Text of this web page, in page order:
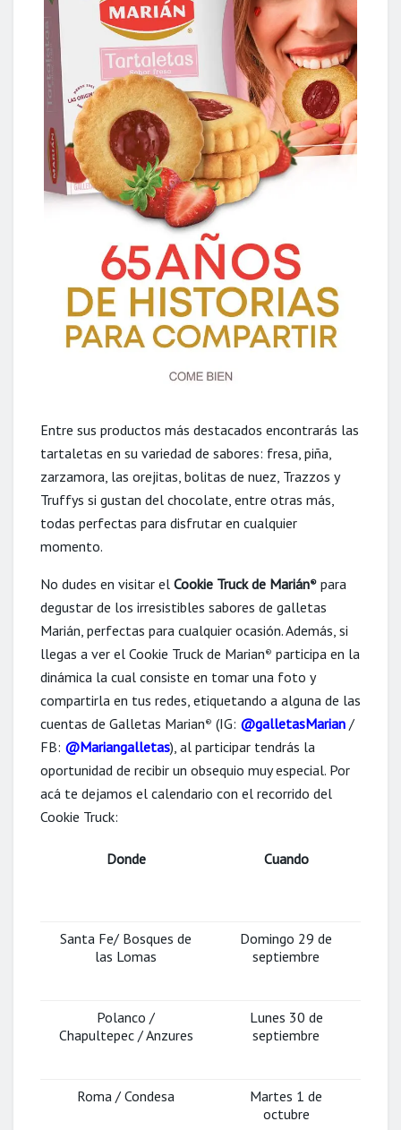
Entre sus productos más destacados encontrarás las
tartaletas en su variedad de sabores: fresa, piña,
zarzamora, las orejitas, bolitas de nuez, Trazzos y
Truffys si gustan del chocolate, entre otras más,
todas perfectas para disfrutar en cualquier
momento.
No dudes en visitar el Cookie Truck de Marián® para
degustar de los irresistibles sabores de galletas
Marián, perfectas para cualquier ocasión. Además, si
llegas a ver el Cookie Truck de Marian® participa en la
dinámica la cual consiste en tomar una foto y
compartirla en tus redes, etiquetando a alguna de las
cuentas de Galletas Marian® (IG: @galletasMarian /
FB: @Mariangalletas), al participar tendrás la
oportunidad de recibir un obsequio muy especial. Por
acá te dejamos el calendario con el recorrido del
Cookie Truck:
Donde Cuando
Santa Fe/ Bosques de
las Lomas
Domingo 29 de
septiembre
Polanco /
Chapultepec / Anzures
Lunes 30 de
septiembre
Roma / Condesa
Martes 1 de
octubre